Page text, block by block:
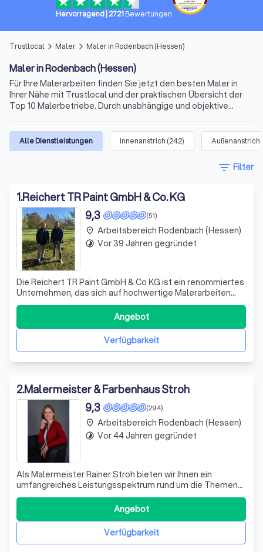
Hervorragend| 2721 Bewertungen
Trustlocal arrow_forward_ios Maler arrow_forward_ios Maler in Rodenbach (Hessen)
Maler in Rodenbach (Hessen)
Für Ihre Malerarbeiten finden Sie jetzt den besten Maler in
Ihrer Nähe mit Trustlocal und der praktischen Übersicht der
Top 10 Malerbetriebe. Durch unabhängige und objektive
Informationen schon vor der ersten Kontaktaufnahme. Maler
in Rodenbach (Hessen) gibt es viele. Doch die Anforderungen
können abweichen. So informieren wir Sie auch über
Spezialisierungen der Anbieter, die in übersichtlichen Profilen
ihre Expertise zu Malerarbeiten in Innen- und Außenbereichen
(Hessen) und Umgebung präsentieren.
Alle Dienstleistungen Innenanstrich (242) Außenanstrich
filter_list Filter
1.Reichert TR Paint GmbH & Co. KG
(51)
9,3
Die Reichert TR Paint GmbH & Co KG ist ein renommiertes
Unternehmen, das sich auf hochwertige Malerarbeiten
spezialisiert hat. Unter der Leitung von Thomas Reichert
setzen wir auf Qualität und Professionalität. Unser
engagiertes Team ist stets bemüht, die Wünsche unserer
Kunden zu erfüllen und überzVerfügbarkeit
Angebot
place Arbeitsbereich Rodenbach (Hessen)
timelapse Vor 39 Jahren gegründet
2.Malermeister & Farbenhaus Stroh
(294)
9,3
Als Malermeister Rainer Stroh bieten wir Ihnen ein
umfangreiches Leistungsspektrum rund um die Themen
Malerei, Renovierung und Innenausstattung. Unser
Angebot reicht von der klassischen Malerarbeit über
dekorative Lasur- und Spachteltechniken bis hin zur
Schimmelbekämpfung mit innovativen Lösungen w
Verfügbarkeit
Angebot
place Arbeitsbereich Rodenbach (Hessen)
timelapse Vor 44 Jahren gegründet